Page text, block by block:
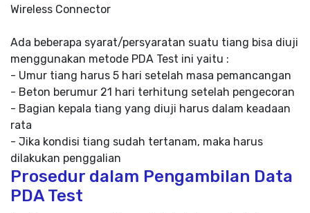
Wireless Connector
Ada beberapa syarat/persyaratan suatu tiang bisa diuji
menggunakan metode PDA Test ini yaitu :
- Umur tiang harus 5 hari setelah masa pemancangan
- Beton berumur 21 hari terhitung setelah pengecoran
- Bagian kepala tiang yang diuji harus dalam keadaan
rata
- Jika kondisi tiang sudah tertanam, maka harus
dilakukan penggalian
Prosedur dalam Pengambilan Data
PDA Test